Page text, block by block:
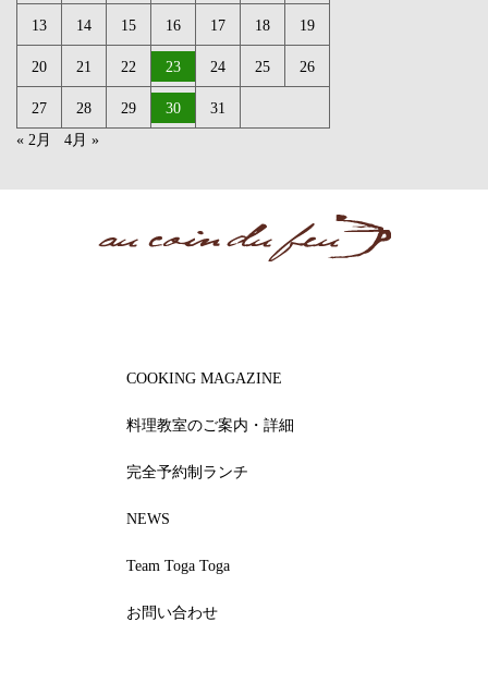
13 14 15 16 17 18 19
20 21 22 23 24 25 26
27 28 29 30
31
« 2月
4月 »
COOKING MAGAZINE
料理教室のご案内・詳細
完全予約制ランチ
NEWS
Team Toga Toga
お問い合わせ